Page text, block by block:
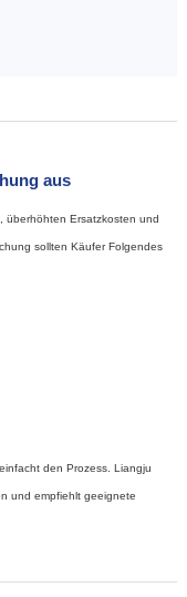
aus
überhöhten Ersatzkosten und
sollten Käufer Folgendes
den Prozess. Liangju
und empfiehlt geeignete